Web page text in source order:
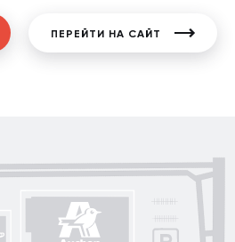
ПЕРЕЙТИ НА САЙТ